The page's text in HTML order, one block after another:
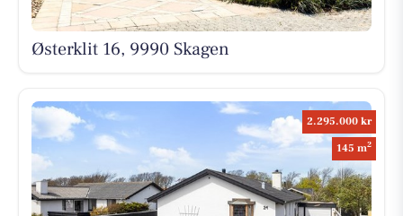
Østerklit 16, 9990 Skagen
2.295.000 kr
145 m2